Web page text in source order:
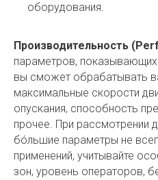
оборудования.
Производительность
параметров,
вы сможет обрабатывать
максимальные скорости
опускания, способность
прочее. При рассмотрении
бóльшие параметры не
применений, учитывайте
зон, уровень операторов,